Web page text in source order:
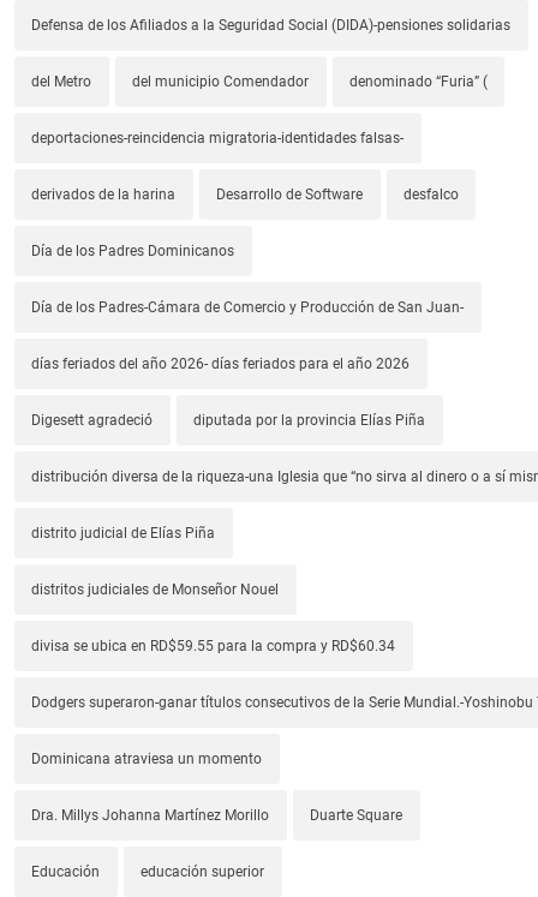
Defensa de los Afiliados a la Seguridad Social (DIDA)-pensiones solidarias
del Metro del municipio Comendador denominado “Furia” (
deportaciones-reincidencia migratoria-identidades falsas-
derivados de la harina Desarrollo de Software desfalco
Día de los Padres Dominicanos
Día de los Padres-Cámara de Comercio y Producción de San Juan-
días feriados del año 2026- días feriados para el año 2026
Digesett agradeció diputada por la provincia Elías Piña
distribución diversa de la riqueza-una Iglesia que “no sirva al dinero o a sí
distrito judicial de Elías Piña
distritos judiciales de Monseñor Nouel
divisa se ubica en RD$59.55 para la compra y RD$60.34
Dodgers superaron-ganar títulos consecutivos de la Serie Mundial.-
Dominicana atraviesa un momento
Dra. Millys Johanna Martínez Morillo Duarte Square
Educación educación superior